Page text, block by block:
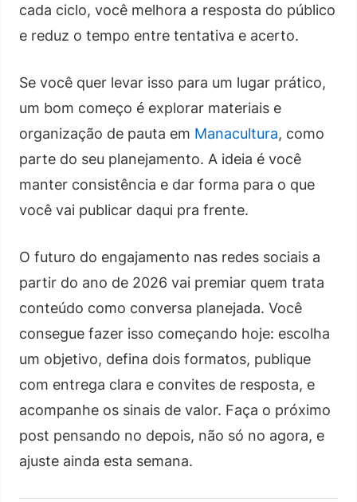
cada ciclo, você melhora a resposta do público
e reduz o tempo entre tentativa e acerto.
Se você quer levar isso para um lugar prático,
um bom começo é explorar materiais e
organização de pauta em Manacultura, como
parte do seu planejamento. A ideia é você
manter consistência e dar forma para o que
você vai publicar daqui pra frente.
O futuro do engajamento nas redes sociais a
partir do ano de 2026 vai premiar quem trata
conteúdo como conversa planejada. Você
consegue fazer isso começando hoje: escolha
um objetivo, defina dois formatos, publique
com entrega clara e convites de resposta, e
acompanhe os sinais de valor. Faça o próximo
post pensando no depois, não só no agora, e
ajuste ainda esta semana.